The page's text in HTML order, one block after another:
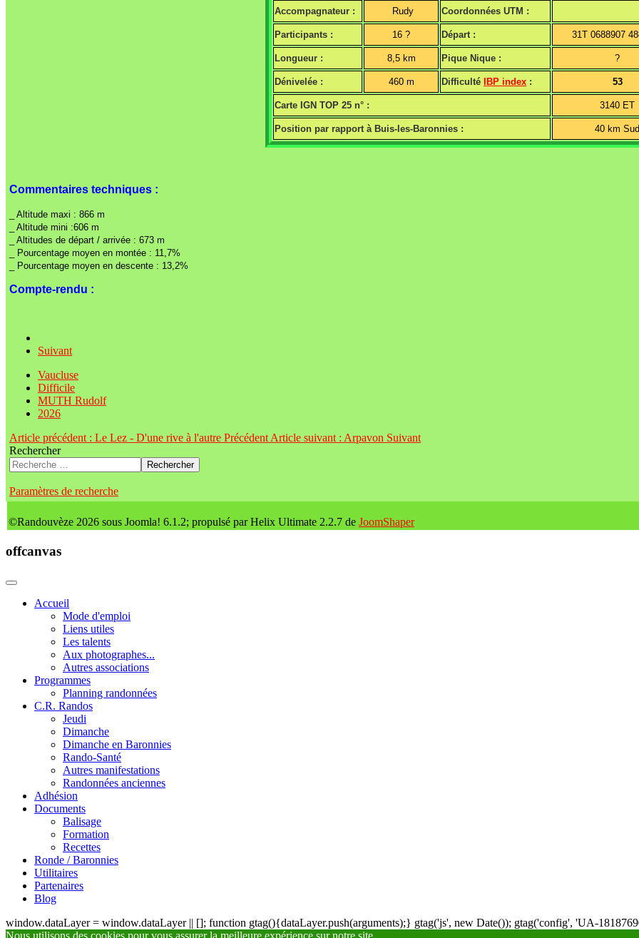
Accompagnateur : Rudy Coordonnées UTM :
Participants : 16 ? Départ : 31T 0688907
Longueur : 8,5 km Pique Nique : ?
Dénivelée : 460 m Difficulté IBP index : 53
Carte IGN TOP 25 n° : 3140 ET
Position par rapport à Buis-les-Baronnies : 40 km Sud
Commentaires techniques :
_ Altitude maxi : 866 m
_ Altitude mini :606 m
_ Altitudes de départ / arrivée : 673 m
_ Pourcentage moyen en montée : 11,7%
_ Pourcentage moyen en descente : 13,2%
Compte-rendu :
Suivant
Vaucluse
Difficile
MUTH Rudolf
2026
Article précédent : Le Lez - D'une rive à l'autre Précédent Article suivant : Arpavon Suivant
Rechercher
Rechercher
Paramètres de recherche
©Randouvèze 2026 sous Joomla! 6.1.2; propulsé par Helix Ultimate 2.2.7 de JoomShaper
offcanvas
Accueil
Mode d'emploi
Liens utiles
Les talents
Aux photographes...
Autres associations
Programmes
Planning randonnées
C.R. Randos
Jeudi
Dimanche
Dimanche en Baronnies
Rando-Santé
Autres manifestations
Randonnées anciennes
Adhésion
Documents
Balisage
Formation
Recettes
Ronde / Baronnies
Utilitaires
Partenaires
Blog
window.dataLayer = window.dataLayer || []; function gtag(){dataLayer.push(arguments);} gtag('js', new Date()); gtag('config', 'UA-
Nous utilisons des cookies pour vous assurer la meilleure expérience sur notre site.